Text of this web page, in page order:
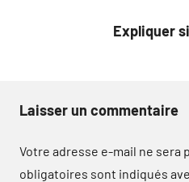
Expliquer
Laisser un commentaire
Votre adresse e-mail ne sera
obligatoires sont indiqués